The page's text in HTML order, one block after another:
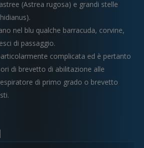
(Astrea rugosa) e grandi stelle
nel blu qualche barracuda, corvine,
di passaggio.
complicata ed è pertanto
di brevetto di abilitazione alle
di primo grado o brevetto